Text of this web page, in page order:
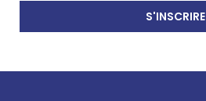
S'INSCRIRE